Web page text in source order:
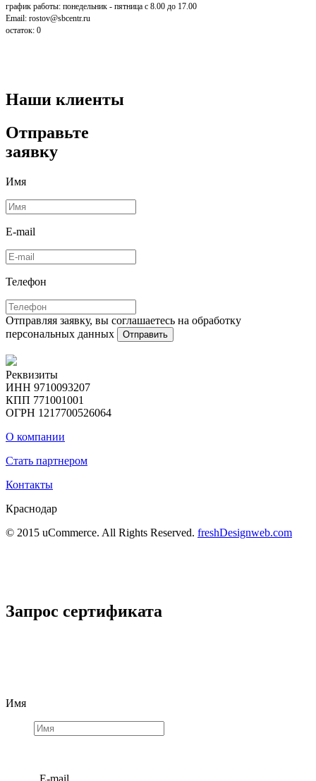
график работы: понедельник - пятница с 8.00 до 17.00
Email: rostov@sbcentr.ru
остаток: 0
Наши клиенты
Отправьте
заявку
Имя
E-mail
Телефон
Отправляя заявку, вы соглашаетесь на обработку
персональных данных
Отправить
Реквизиты
ИНН 9710093207
КПП 771001001
ОГРН 1217700526064
О компании
Стать партнером
Контакты
Краснодар
© 2015 uCommerce. All Rights Reserved. freshDesignweb.com
Запрос сертификата
Имя